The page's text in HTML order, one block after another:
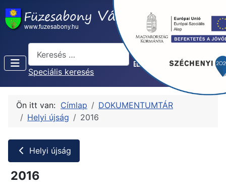
Keresés...
Speciális keresés
Ön itt van: Címlap
DOKUMENTUMTÁR
Helyi újság
2016
Helyi újság
2016